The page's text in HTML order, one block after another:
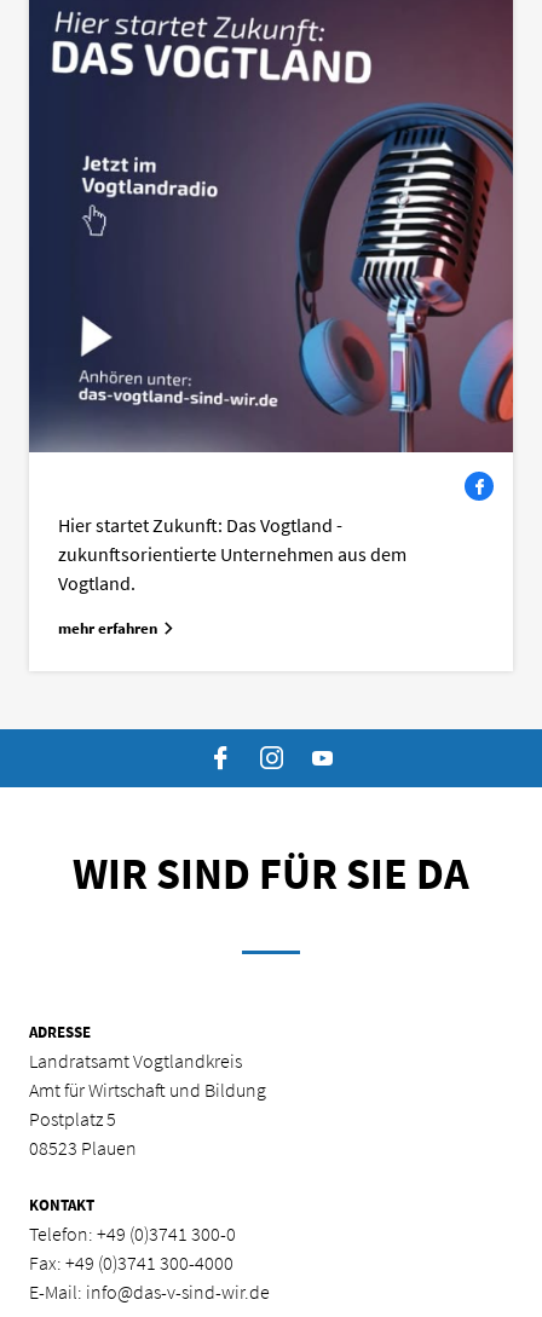
Facebook
Hier startet Zukunft: Das Vogtland -
zukunftsorientierte Unternehmen aus dem
Vogtland.
mehr erfahren
WIR SIND FÜR SIE DA
ADRESSE
Landratsamt Vogtlandkreis
Amt für Wirtschaft und Bildung
Postplatz 5
08523 Plauen
KONTAKT
Telefon: +49 (0)3741 300-0
Fax: +49 (0)3741 300-4000
E-Mail: info@das-v-sind-wir.de
FacebookInstagram